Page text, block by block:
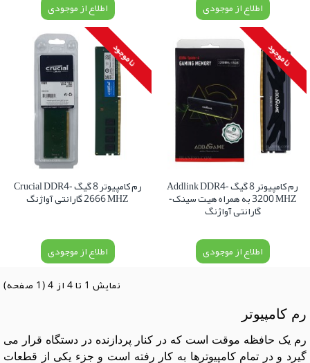
اطلاع از موجودی اطلاع از موجودی
نا موجود
رم کامپیوتر 8 گیگ Addlink DDR4-
3200 MHZ به همراه هیت سینک-
گارانتی آواژنگ
اطلاع از موجودی
نا موجود
رم کامپیوتر 8 گیگ Crucial DDR4-
2666 MHZ گارانتی آواژنگ
اطلاع از موجودی
نمايش 1 تا 4 از 4 (1 صفحه)
رم کامپیوتر
رم یک حافظه موقت است که در کنار پردازنده در دستگاه قرار می
گیرد و در تمام کامپیوترها به کار رفته است و جزء یکی از قطعات